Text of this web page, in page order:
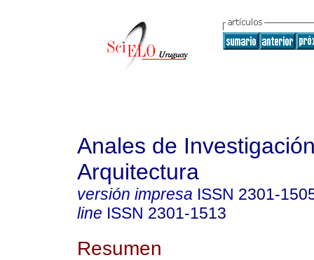
Anales de
Arquitectura
versión impresa ISSN 2301-
line ISSN 2301-1513
Resumen